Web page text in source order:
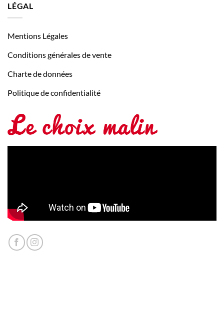
LÉGAL
Mentions Légales
Conditions générales de vente
Charte de données
Politique de confidentialité